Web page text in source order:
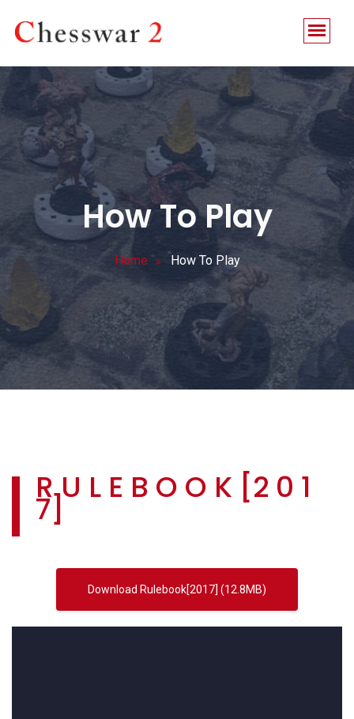
How To Play
Home How To Play
R U L E B O O K [2 0 1
7]
Download Rulebook[2017] (12.8MB)